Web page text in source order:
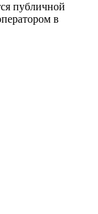
публичной
в